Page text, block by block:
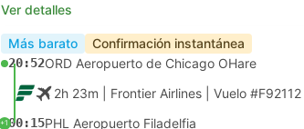
Ver detalles
Más barato Confirmación instantánea
20:52ORD Aeropuerto de Chicago OHare
2h 23m | Frontier Airlines Vuelo #F92112
+100:15PHL Aeropuerto Filadelfia